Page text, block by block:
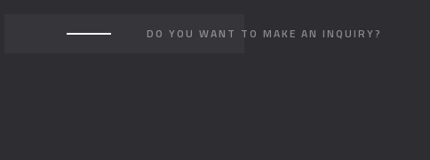
DO YOU WANT TO MAKE AN INQUIRY?